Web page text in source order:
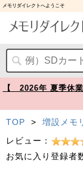
メモリダイレクトへようこそ
ノートPC用メモリ 8GB (8GB×1枚)
【 2026年 夏季休
TOP >
増設メモ
レビュー：
お気に入り登録者